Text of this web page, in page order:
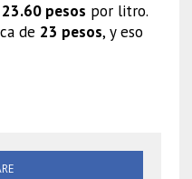
23.60 pesos por litro.
de 23 pesos, y eso